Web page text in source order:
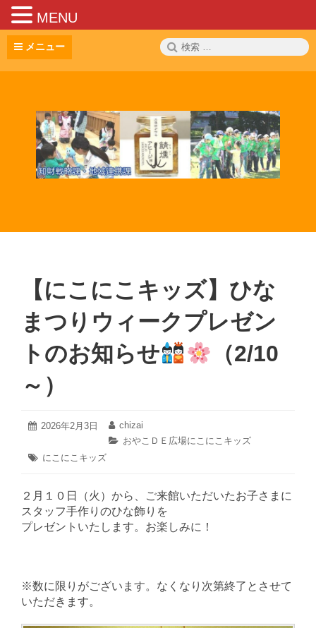
コ
メニュー
検
索:
【にこにこキッズ】ひな
まつりウィークプレゼン
トのお知らせ
（2/10
～）
投
2026年2月3日
2026
月
投
稿
chizai
カ
ー:
おやこＤＥ広場にこにこキッズ
タ
にこにこキッズ
２月１０日（火）から、ご来館いただいたお子さまに
スタッフ手作りのひな飾りを
プレゼントいたします。お楽しみに！
※数に限りがございます。なくなり次第終了とさせて
いただきます。
MENU